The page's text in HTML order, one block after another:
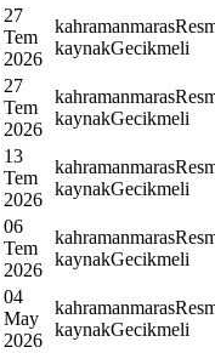
27
Tem
2026
kahramanmaras
kaynakGecikmeli
27
Tem
2026
kahramanmaras
kaynakGecikmeli
13
Tem
2026
kahramanmaras
kaynakGecikmeli
06
Tem
2026
kahramanmaras
kaynakGecikmeli
04
May
2026
kahramanmaras
kaynakGecikmeli